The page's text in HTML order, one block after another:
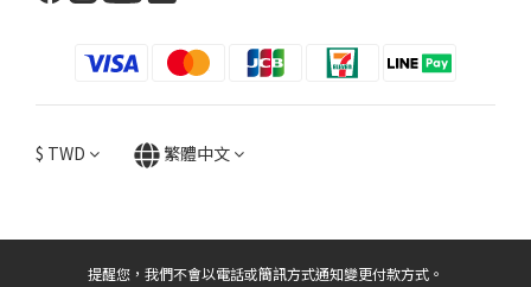
$ TWD 繁體中文
提醒您，我們不會以電話或簡訊方式通知變更付款方式。